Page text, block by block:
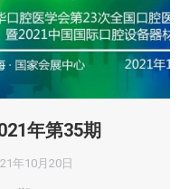
年第35期
年10月20日